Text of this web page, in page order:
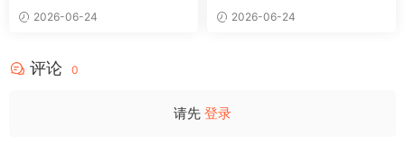
2026-06-24 2026-06-24
评论 0
请先 登录